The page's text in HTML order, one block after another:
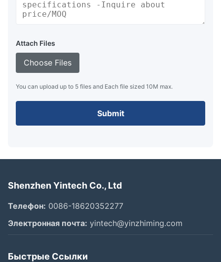
Attach Files
Choose Files
You can upload up to 5 files and Each file sized 10M max.
Submit
Shenzhen Yintech Co., Ltd
Телефон: 0086-18620352277
Электронная почта: yintech@yinzhiming.com
Быстрые Ссылки